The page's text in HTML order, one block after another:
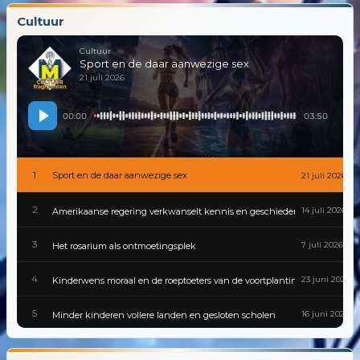
Cultuur
Cultuur
Sport en de daar aanwezige sex
21 juli 2026
00:00 03:50
1 Sport en de daar aanwezige sex 21 juli 2026
2 Amerikaanse regering verkwanselt kennis en geschiedenis14 juli 2026
3 Het rosarium als ontmoetingsplek 7 juli 2026
4 Kinderwens moraal en de roeptoeters van de voortplantingspolitiek
23 juni 2026
5 Minder kinderen vollere landen en gesloten scholen 16 juni 2026
6 Gevaarlijke besmettingen zijn van alle tijden 9 juni 2026